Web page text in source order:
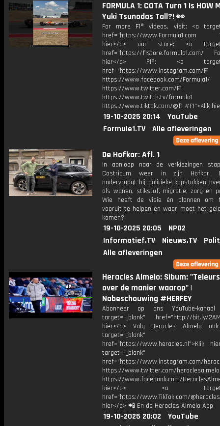
FORMULA 1: COTA Turn 1 Is HOW
Yuki Tsunodas Tall?! 👀
For more F1® videos, visit: <a
href="https://www.Formula1.com
hier</a> our store: <a
href="https://f1store.formula1.com/
hier</a> F1®: <a
href="https://www.instagram.com/F1
https://www.facebook.com/Formula1/
https://www.twitter.com/F1
https://www.twitch.tv/formula1
https://www.tiktok.com/@f1 #F1">Klik
19-10-2025 20:14
YouTube
Formule1.TV
Alle afleveringen
De Hofkar: Afl. 1
In aanloop naar de verkiezingen
Castricum weer in zijn Hofkar.
ondervraagt hij politieke kopstukken
als wonen, stikstof, migratie, zorg en
Wie heeft de visie én plannen om
vooruit te helpen en waar moet het
komen?
19-10-2025 20:05
NPO2
Informatief.TV
Nieuws.TV
Alle afleveringen
Heracles Almelo: Sibum:
over de manier waarop" |
Nabeschouwing #HERFEY
Abonneer op ons YouTube-
target="_blank" href="http://bit.ly/
hier</a> Volg Heracles Almelo
target="_blank"
href="https://www.heracles.nl">Klik
target="_blank"
href="https://www.instagram.com/
https://www.twitter.com/heraclesalmelo
https://www.facebook.com/
hier</a> <a
href="https://www.TikTok.com/
hier</a> 📲 En de Heracles Almelo App
19-10-2025 20:02
YouTube